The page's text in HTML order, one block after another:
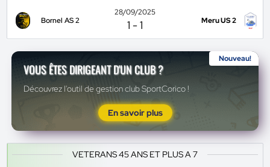
Bornel AS 2
28/09/2025
1 -1 Meru US 2
Nouveau!
VOUS ÊTES DIRIGEANT D'UN CLUB ?
Découvrez l'outil de gestion club SportCorico !
En savoir plus
VETERANS 45 ANS ET PLUS A 7